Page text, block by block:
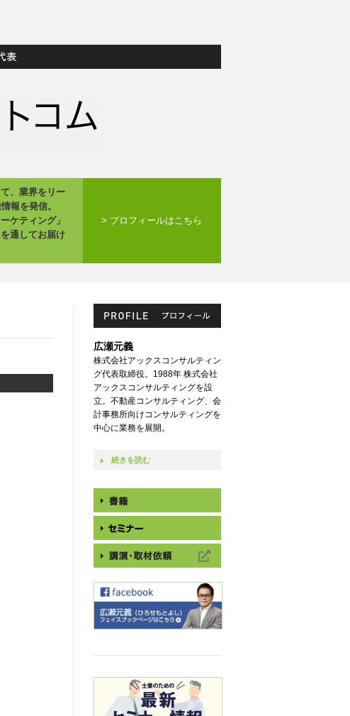
、業界をリー
報を発信。
ケティング」
通してお届け
> プロフィールはこちら
広瀬元義
株式会社アックスコンサルティン
グ代表取締役。1988年 株式会社
アックスコンサルティングを設
立。不動産コンサルティング、会
計事務所向けコンサルティングを
中心に業務を展開。
続きを読む